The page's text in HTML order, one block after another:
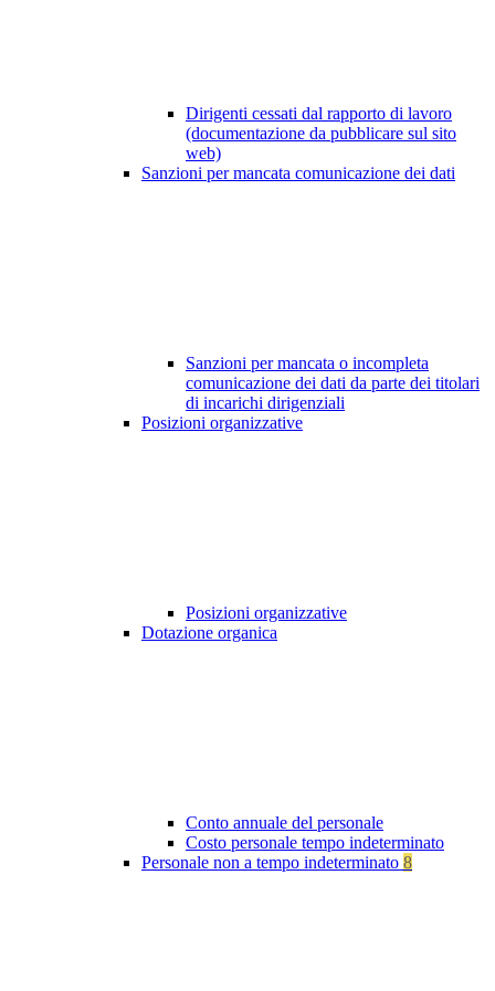
Dirigenti cessati dal rapporto di lavoro
(documentazione da pubblicare sul sito
web)
Sanzioni per mancata comunicazione dei dati
Sanzioni per mancata o incompleta
comunicazione dei dati da parte dei titolari
di incarichi dirigenziali
Posizioni organizzative
Posizioni organizzative
Dotazione organica
Conto annuale del personale
Costo personale tempo indeterminato
Personale non a tempo indeterminato 8